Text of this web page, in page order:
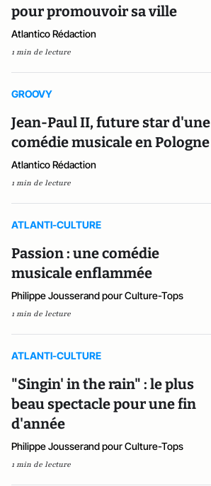
pour promouvoir sa ville
Atlantico Rédaction
1 min de lecture
GROOVY
Jean-Paul II, future star d'une
comédie musicale en Pologne
Atlantico Rédaction
1 min de lecture
ATLANTI-CULTURE
Passion : une comédie
musicale enflammée
Philippe Jousserand pour Culture-Tops
1 min de lecture
ATLANTI-CULTURE
"Singin' in the rain" : le plus
beau spectacle pour une fin
d'année
Philippe Jousserand pour Culture-Tops
1 min de lecture